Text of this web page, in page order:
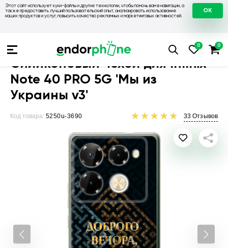
Этот сайт использует куки-файлы и другие технологии, чтобы помочь вам в навигации, а
также предоставить лучший пользовательский опыт, анализировать использование
наших продуктов и услуг, повысить качество рекламных и маркетинговых активностей.
OK
Чехлы на Infinix Чехол для Infinix
Силиконовый чехол для Infinix
Note 40 PRO 5G 'Мы из
Украины v3'
Код товара: 5250u-3690 33 Отзывов